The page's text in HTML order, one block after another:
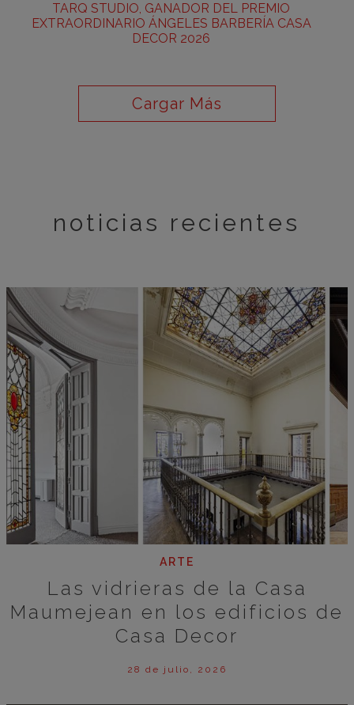
TARQ STUDIO, GANADOR DEL PREMIO
EXTRAORDINARIO ÁNGELES BARBERÍA CASA
DECOR 2026
Cargar Más
noticias recientes
ARTE
Las vidrieras de la Casa
Maumejean en los edificios de
Casa Decor
28 de julio, 2026